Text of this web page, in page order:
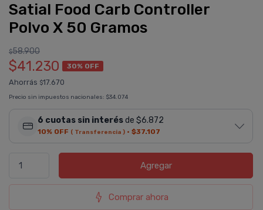
Satial Food Carb Controller
Polvo X 50 Gramos
$58.900
$41.230 30% OFF
Ahorrás $17.670
Precio sin impuestos nacionales: $34.074
6 cuotas sin interésde $6.872
10% OFF ( Transferencia ) · $37.107
Agregar
Comprar ahora